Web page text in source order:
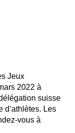
Jeux
2022 à
suisse
d’athlètes. Les
vous à